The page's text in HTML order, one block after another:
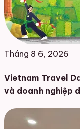
Tháng 8 6, 2026
Vietnam Travel
và doanh nghiệp